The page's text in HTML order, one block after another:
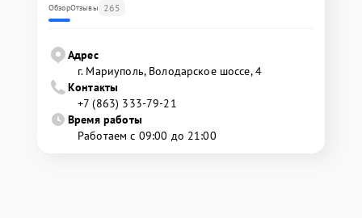
ОбзорОтзывы 265
Адрес
г. Мариуполь, Володарское шоссе, 4
Контакты
+7 (863) 333-79-21
Время работы
Работаем с 09:00 до 21:00